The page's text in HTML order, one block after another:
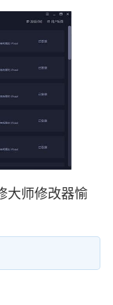
大师修改器愉